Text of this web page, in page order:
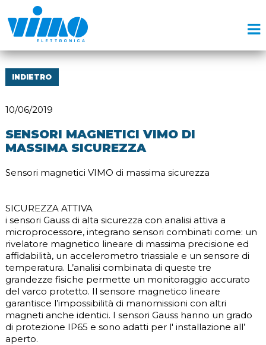
INDIETRO
10/06/2019
SENSORI MAGNETICI VIMO DI
MASSIMA SICUREZZA
Sensori magnetici VIMO di massima sicurezza
SICUREZZA ATTIVA
i sensori Gauss di alta sicurezza con analisi attiva a
microprocessore, integrano sensori combinati come: un
rivelatore magnetico lineare di massima precisione ed
affidabilità, un accelerometro triassiale e un sensore di
temperatura. L’analisi combinata di queste tre
grandezze fisiche permette un monitoraggio accurato
del varco protetto. Il sensore magnetico lineare
garantisce l’impossibilità di manomissioni con altri
magneti anche identici. I sensori Gauss hanno un grado
di protezione IP65 e sono adatti per l' installazione all’
aperto.